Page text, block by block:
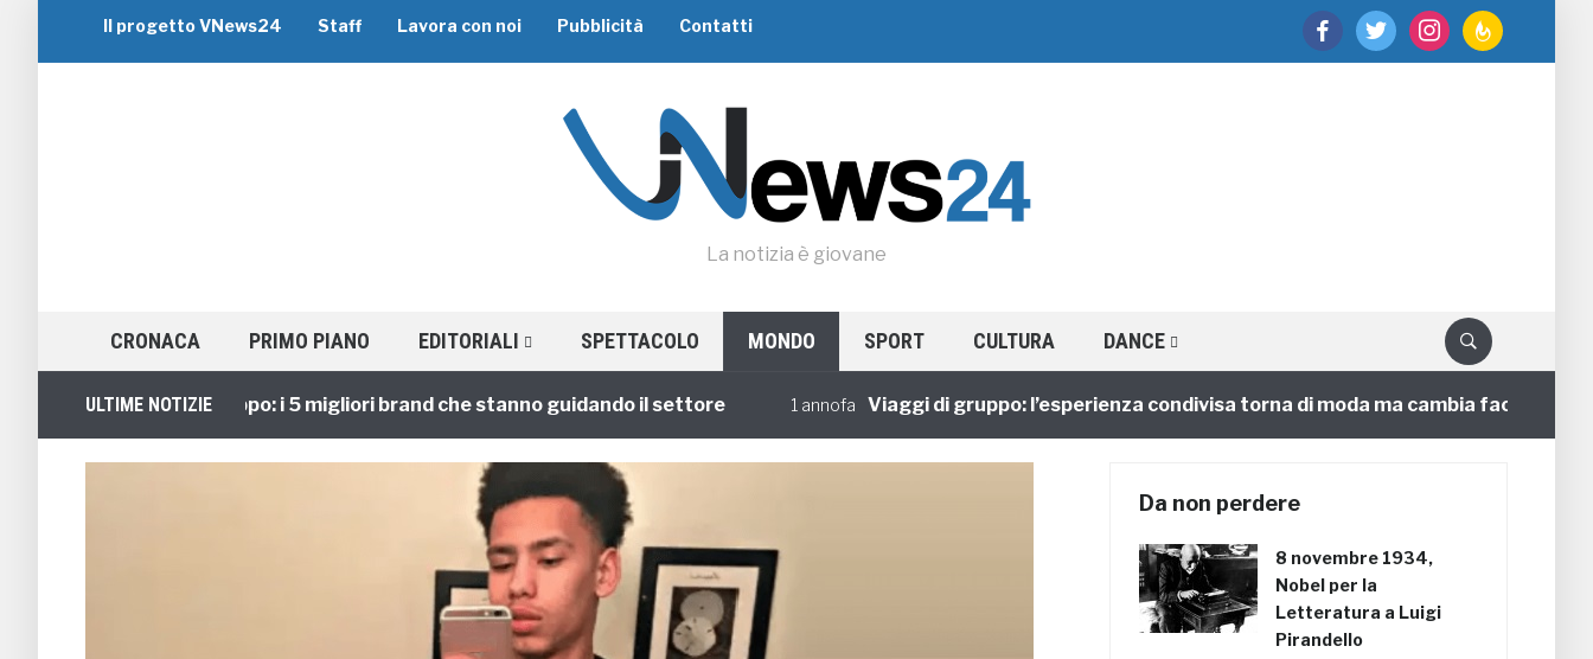
facebooktwitter instagramfeedburner
Il progetto VNews24 Staff Lavora con noi Pubblicità Contatti
La notizia è giovane
CRONACA PRIMO PIANO EDITORIALI SPETTACOLO MONDO SPORT CULTURA DANCE
ULTIME NOTIZIE
Viaggi di Gruppo: i 5 migliori brand che stanno guidando il settore 1 annofa Viaggi di gruppo: l’esperienza condivisa torna di moda ma cambia faccia
Da non perdere
8 novembre 1934,
Nobel per la
Letteratura a Luigi
Pirandello